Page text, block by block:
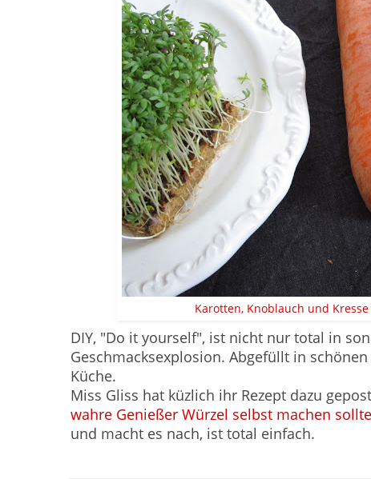
Karotten, Knoblauch und
DIY, "Do it yourself", ist nicht nur total in
Geschmacksexplosion. Abgefüllt in
Küche.
Miss Gliss hat küzlich ihr Rezept dazu
wahre Genießer Würzel selbst machen
und macht es nach, ist total einfach.